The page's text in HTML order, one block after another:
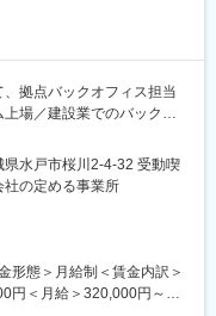
ジしていきたい方
技術の鹿島建設】
明治・大正・昭和と時代
きな実績を残しながら、
拠点バックオフィス担当
場／建設業でのバックオ
業務全般の補助をお任せ
担当していただきます。
、当初から単独で対応さ
県水戸市桜川2-4-32 受動喫
の定める事業所
形態＞月給制＜賃金内訳＞
円＜月給＞320,000円～